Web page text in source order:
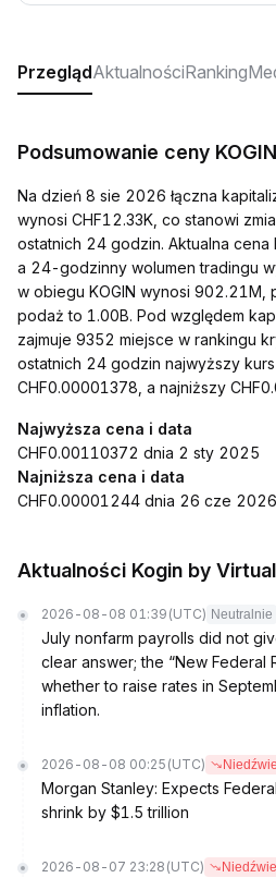
PrzeglądAktualnościRanking
Podsumowanie ceny
Na dzień 8 sie 2026 łączna
wynosi CHF12.33K, co stanowi
ostatnich 24 godzin. Aktualna cena
a 24-godzinny wolumen tradingu
w obiegu KOGIN wynosi 902.21M,
podaż to 1.00B. Pod względem
zajmuje 9352 miejsce w rankingu
ostatnich 24 godzin najwyższy kurs
CHF0.00001378, a najniższy
Najwyższa cena i data
CHF0.00110372 dnia 2 sty 2025
Najniższa cena i data
CHF0.00001244 dnia 26 cze 2026
Aktualności Kogin by
2026-08-08 01:39 (UTC) Neutralnie
July nonfarm payrolls did not
clear answer; the “New Federal
whether to raise rates in
inflation.
2026-08-08 00:25 (UTC)
Morgan Stanley: Expects
shrink by $1.5 trillion
2026-08-07 23:28 (UTC)